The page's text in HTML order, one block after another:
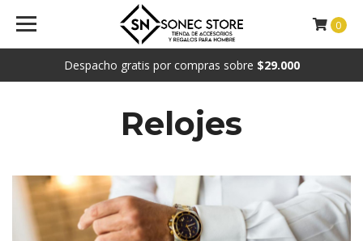
Despacho gratis por compras sobre $29.000
0
Relojes